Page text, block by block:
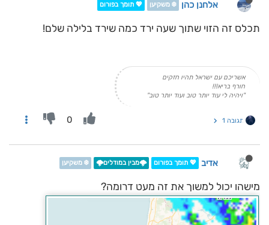
אלחנן כהן ❄️ משקיען 💖 תומך בפורום
תכלס זה הזוי שתוך שעה ירד כמה שירד בלילה שלם!
אשריכם עם ישראל תהיו חזקים
חורף בריא!!!
"ויהיה לי עוד יותר טוב ועוד יותר טוב"
תגובה 1 0
אדיב 💖 תומך בפורום 🌩️מבין במודלים🌩️ ❄️ משקיען
מישהו יכול למשוך את זה מעט דרומה?